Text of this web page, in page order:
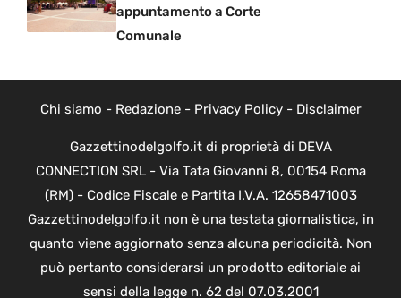
appuntamento a Corte
Comunale
Chi siamo - Redazione- Privacy Policy- Disclaimer
Gazzettinodelgolfo.it di proprietà di DEVA
CONNECTION SRL - Via Tata Giovanni 8, 00154 Roma
(RM) - Codice Fiscale e Partita I.V.A. 12658471003
Gazzettinodelgolfo.it non è una testata giornalistica, in
quanto viene aggiornato senza alcuna periodicità. Non
può pertanto considerarsi un prodotto editoriale ai
sensi della legge n. 62 del 07.03.2001